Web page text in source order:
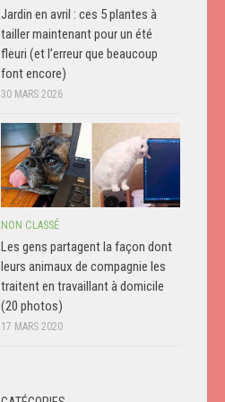
Jardin en avril : ces 5 plantes à
tailler maintenant pour un été
fleuri (et l’erreur que beaucoup
font encore)
30 MARS 2026
NON CLASSÉ
Les gens partagent la façon dont
leurs animaux de compagnie les
traitent en travaillant à domicile
(20 photos)
17 MARS 2020